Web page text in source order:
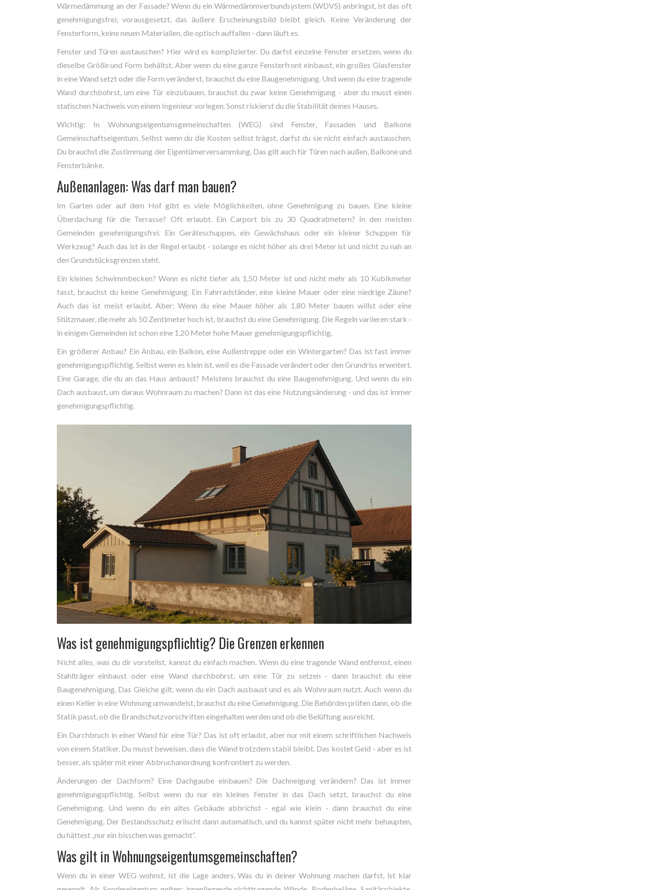
Wärmedämmung an der Fassade? Wenn du ein Wärmedämmverbundsystem (WDVS) anbringst, ist das oft
genehmigungsfrei, vorausgesetzt, das äußere Erscheinungsbild bleibt gleich. Keine Veränderung der
Fensterform, keine neuen Materialien, die optisch auffallen - dann läuft es.
Fenster und Türen austauschen? Hier wird es komplizierter. Du darfst einzelne Fenster ersetzen, wenn du
dieselbe Größe und Form behältst. Aber wenn du eine ganze Fensterfront einbaust, ein großes Glasfenster
in eine Wand setzt oder die Form veränderst, brauchst du eine Baugenehmigung. Und wenn du eine tragende
Wand durchbohrst, um eine Tür einzubauen, brauchst du zwar keine Genehmigung - aber du musst einen
statischen Nachweis von einem Ingenieur vorlegen. Sonst riskierst du die Stabilität deines Hauses.
Wichtig: In Wohnungseigentumsgemeinschaften (WEG) sind Fenster, Fassaden und Balkone
Gemeinschaftseigentum. Selbst wenn du die Kosten selbst trägst, darfst du sie nicht einfach austauschen.
Du brauchst die Zustimmung der Eigentümerversammlung. Das gilt auch für Türen nach außen, Balkone und
Fensterbänke.
Außenanlagen: Was darf man bauen?
Im Garten oder auf dem Hof gibt es viele Möglichkeiten, ohne Genehmigung zu bauen. Eine kleine
Überdachung für die Terrasse? Oft erlaubt. Ein Carport bis zu 30 Quadratmetern? In den meisten
Gemeinden genehmigungsfrei. Ein Geräteschuppen, ein Gewächshaus oder ein kleiner Schuppen für
Werkzeug? Auch das ist in der Regel erlaubt - solange es nicht höher als drei Meter ist und nicht zu nah an
den Grundstücksgrenzen steht.
Ein kleines Schwimmbecken? Wenn es nicht tiefer als 1,50 Meter ist und nicht mehr als 10 Kubikmeter
fasst, brauchst du keine Genehmigung. Ein Fahrradständer, eine kleine Mauer oder eine niedrige Zäune?
Auch das ist meist erlaubt. Aber: Wenn du eine Mauer höher als 1,80 Meter bauen willst oder eine
Stützmauer, die mehr als 50 Zentimeter hoch ist, brauchst du eine Genehmigung. Die Regeln variieren stark -
in einigen Gemeinden ist schon eine 1,20 Meter hohe Mauer genehmigungspflichtig.
Ein größerer Anbau? Ein Anbau, ein Balkon, eine Außentreppe oder ein Wintergarten? Das ist fast immer
genehmigungspflichtig. Selbst wenn es klein ist, weil es die Fassade verändert oder den Grundriss erweitert.
Eine Garage, die du an das Haus anbaust? Meistens brauchst du eine Baugenehmigung. Und wenn du ein
Dach ausbaust, um daraus Wohnraum zu machen? Dann ist das eine Nutzungsänderung - und das ist immer
genehmigungspflichtig.
Was ist genehmigungspflichtig? Die Grenzen erkennen
Nicht alles, was du dir vorstellst, kannst du einfach machen. Wenn du eine tragende Wand entfernst, einen
Stahlträger einbaust oder eine Wand durchbohrst, um eine Tür zu setzen - dann brauchst du eine
Baugenehmigung. Das Gleiche gilt, wenn du ein Dach ausbaust und es als Wohnraum nutzt. Auch wenn du
einen Keller in eine Wohnung umwandelst, brauchst du eine Genehmigung. Die Behörden prüfen dann, ob die
Statik passt, ob die Brandschutzvorschriften eingehalten werden und ob die Belüftung ausreicht.
Ein Durchbruch in einer Wand für eine Tür? Das ist oft erlaubt, aber nur mit einem schriftlichen Nachweis
von einem Statiker. Du musst beweisen, dass die Wand trotzdem stabil bleibt. Das kostet Geld - aber es ist
besser, als später mit einer Abbruchanordnung konfrontiert zu werden.
Änderungen der Dachform? Eine Dachgaube einbauen? Die Dachneigung verändern? Das ist immer
genehmigungspflichtig. Selbst wenn du nur ein kleines Fenster in das Dach setzt, brauchst du eine
Genehmigung. Und wenn du ein altes Gebäude abbrichst - egal wie klein - dann brauchst du eine
Genehmigung. Der Bestandsschutz erlischt dann automatisch, und du kannst später nicht mehr behaupten,
du hättest „nur ein bisschen was gemacht“.
Was gilt in Wohnungseigentumsgemeinschaften?
Wenn du in einer WEG wohnst, ist die Lage anders. Was du in deiner Wohnung machen darfst, ist klar